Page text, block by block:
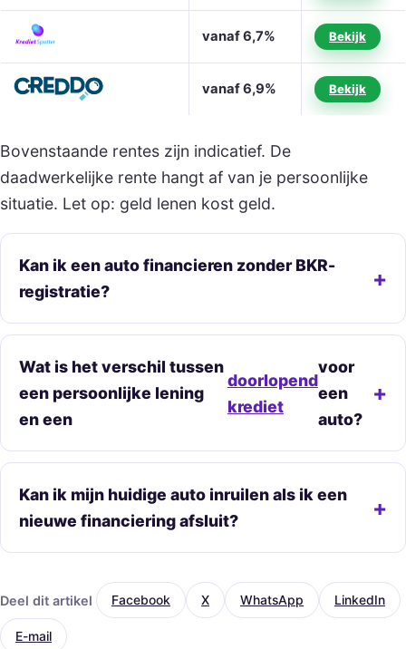
vanaf 6,7% Bekijk
vanaf 6,9% Bekijk
Bovenstaande rentes zijn indicatief. De
daadwerkelijke rente hangt af van je persoonlijke
situatie. Let op: geld lenen kost geld.
Kan ik een auto financieren zonder BKR-
registratie?
Wat is het verschil tussen
een persoonlijke lening
en een
doorlopend
krediet
voor
een
auto?
Kan ik mijn huidige auto inruilen als ik een
nieuwe financiering afsluit?
Deel dit artikel Facebook X WhatsApp LinkedIn
E-mail